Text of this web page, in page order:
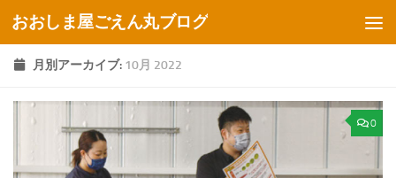
コンテンツへスキップ
おおしま屋ごえん丸ブログ
月別アーカイブ: 10月 2022
0